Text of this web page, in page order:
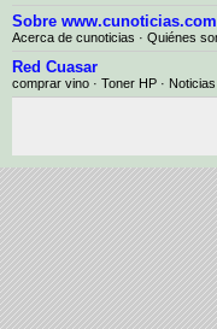
Sobre www.cunoticias.com
Acerca de cunoticias · Quiénes
Red Cuasar
comprar vino · Toner HP ·